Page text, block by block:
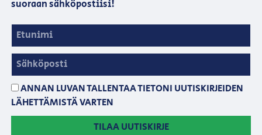
suoraan sähköpostiisi!
ANNAN LUVAN TALLENTAA TIETONI UUTISKIRJEIDEN
LÄHETTÄMISTÄ VARTEN
TILAA UUTISKIRJE